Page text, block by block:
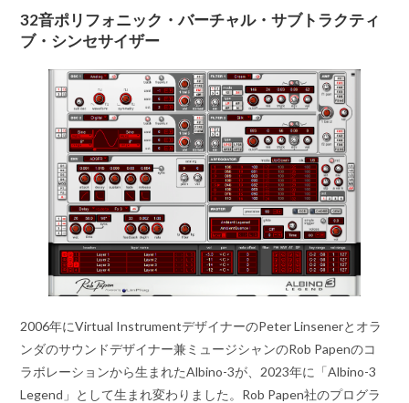
32音ポリフォニック・バーチャル・サブトラクティ
ブ・シンセサイザー
2006年にVirtual InstrumentデザイナーのPeter Linsenerとオラ
ンダのサウンドデザイナー兼ミュージシャンのRob Papenのコ
ラボレーションから生まれたAlbino-3が、2023年に「Albino-3
Legend」として生まれ変わりました。Rob Papen社のプログラ